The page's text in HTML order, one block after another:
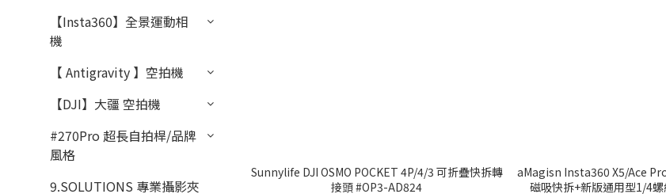
【Insta360】全景運動相
機
【 Antigravity 】空拍機
【DJI】大疆 空拍機
#270Pro 超長自拍桿/品牌
風格
9.SOLUTIONS 專業攝影夾
Sunnylife DJI OSMO POCKET 4P/4/3 可折疊快拆轉
接頭 #OP3-AD824
aMagisn Insta360 X5/Ace
磁吸快拆+新版通用型1/4